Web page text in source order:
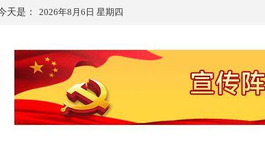
天是： 2026年8月6日 星期四